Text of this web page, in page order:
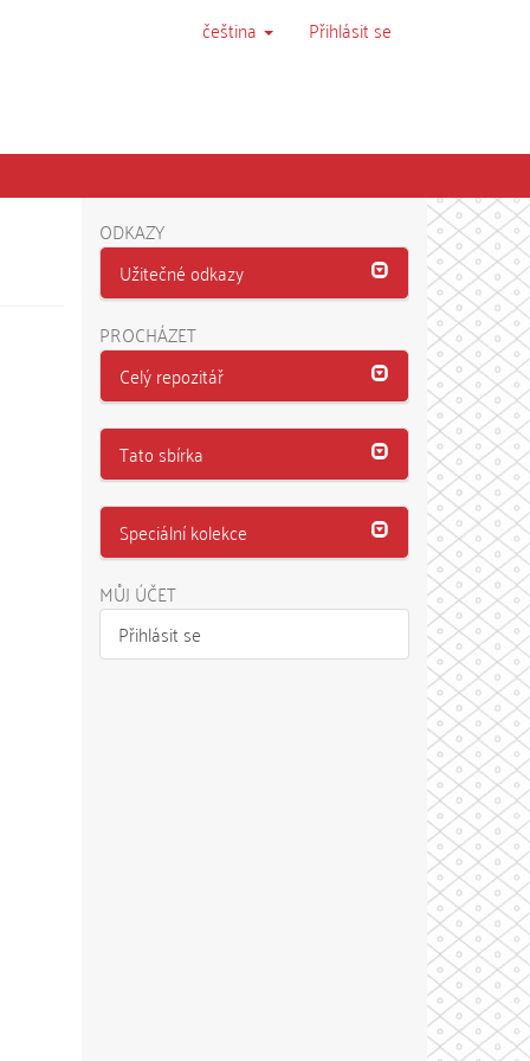
čeština Přihlásit se
ODKAZY
Užitečné odkazy
PROCHÁZET
Celý repozitář
Tato sbírka
Speciální kolekce
MŮJ ÚČET
Přihlásit se